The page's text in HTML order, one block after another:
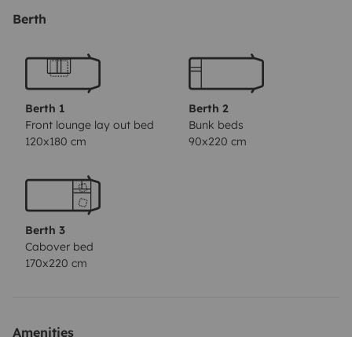
Espacios de dormir T
dos camas de 90 cm de ancho y 2,20 de largo y si es
necesario añadir dos plazas más para dormir, se
puede montar una cama doble en el comedor (180cm
de largox120cm de ancho).
Las ventanas tienen doble
cortina, una realiza la función de mosquitera, y la otra
El lavabo tiene la ducha independiente con
agua caliente. El lavabo es de cassette y el espacio
tiene ventana y claraboya, espacios para dejar los
utensilios de baño y perchas. Tiene 2 depósitos de
Berth
Berth 1
Front lounge lay out bed
120x180 cm
Berth 2
Bunk beds
90x220 cm
Berth 3
Cabover bed
170x220 cm
Amenities